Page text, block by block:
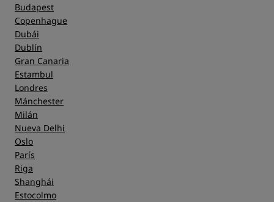
Budapest
Copenhague
Dubái
Dublín
Gran Canaria
Estambul
Londres
Mánchester
Milán
Nueva Delhi
Oslo
París
Riga
Shanghái
Estocolmo